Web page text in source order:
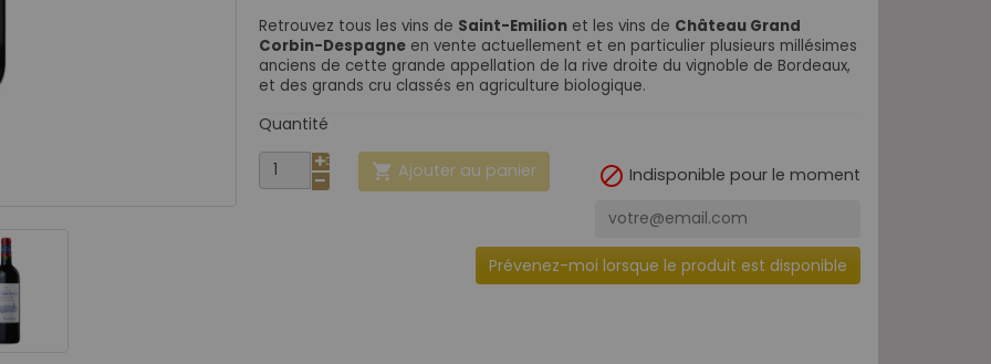
Retrouvez tous les vins de Saint-Emilion et les vins de Château Grand
Corbin-Despagne en vente actuellement et en particulier plusieurs millésimes
anciens de cette grande appellation de la rive droite du vignoble de Bordeaux,
et des grands cru classés en agriculture biologique.
Quantité
 Ajouter au panier  Indisponible pour le moment
Prévenez-moi lorsque le produit est disponible